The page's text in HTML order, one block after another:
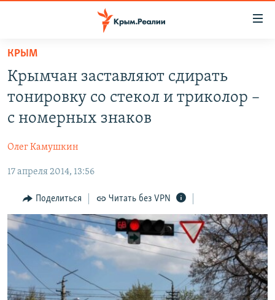
Вернуться
основному
содержанию
Вернутся
главной
навигации
Вернутся
поиску
СПЕЦПРОЕКТЫ
11 ЛЕТ ОККУПАЦИИ КРЫМА. 11 ИСТОРИЙ СОПРОТИВЛЕНИЯ
ЕЩЕ
ИНТЕРАКТИВ
ИНФОГРАФИКА
ТЕЛЕПРОЕКТ КРЫМ.РЕАЛИИ
СОВЕТЫ ПРАВОЗАЩИТНИКОВ
ПРОПАВШИЕ БЕЗ ВЕСТИ
ПОБЕДИТЕЛЕЙ НЕ СУДЯТ?
РАДІО СВОБОДА
КАК ОБОЙТИ БЛОКИРОВКУ
Українською
Qırımtatar
ПРИСОЕДИНЯЙТЕСЬ!
КРЫМ
Крымчан заставляют сдирать
тонировку со стекол и триколор –
с номерных знаков
Олег Камушкин
17 апреля 2014, 13:56
Поделиться Читать без VPN